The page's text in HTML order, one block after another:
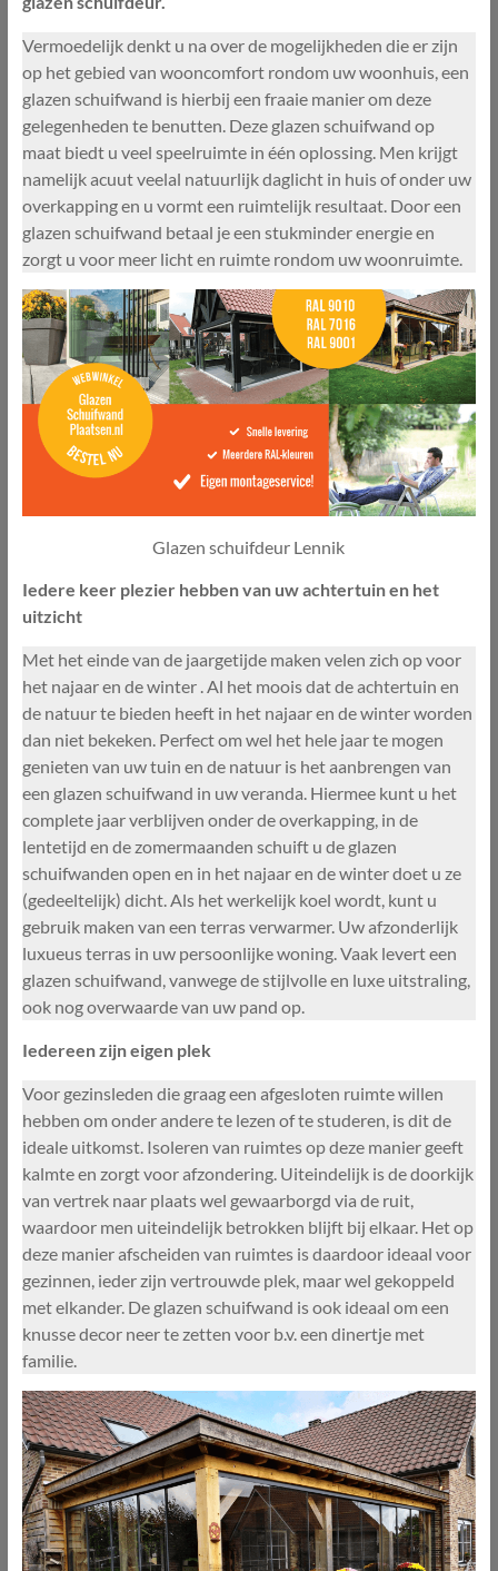
Vermoedelijk denkt u na over de mogelijkheden die er zijn
op het gebied van wooncomfort rondom uw woonhuis, een
glazen schuifwand is hierbij een fraaie manier om deze
gelegenheden te benutten. Deze glazen schuifwand op
maat biedt u veel speelruimte in één oplossing. Men krijgt
namelijk acuut veelal natuurlijk daglicht in huis of onder uw
overkapping en u vormt een ruimtelijk resultaat. Door een
glazen schuifwand betaal je een stukminder energie en
zorgt u voor meer licht en ruimte rondom uw woonruimte.
Glazen schuifdeur Lennik
Iedere keer plezier hebben van uw achtertuin en het
uitzicht
Met het einde van de jaargetijde maken velen zich op voor
het najaar en de winter . Al het moois dat de achtertuin en
de natuur te bieden heeft in het najaar en de winter worden
dan niet bekeken. Perfect om wel het hele jaar te mogen
genieten van uw tuin en de natuur is het aanbrengen van
een glazen schuifwand in uw veranda. Hiermee kunt u het
complete jaar verblijven onder de overkapping, in de
lentetijd en de zomermaanden schuift u de glazen
schuifwanden open en in het najaar en de winter doet u ze
(gedeeltelijk) dicht. Als het werkelijk koel wordt, kunt u
gebruik maken van een terras verwarmer. Uw afzonderlijk
luxueus terras in uw persoonlijke woning. Vaak levert een
glazen schuifwand, vanwege de stijlvolle en luxe uitstraling,
ook nog overwaarde van uw pand op.
Iedereen zijn eigen plek
Voor gezinsleden die graag een afgesloten ruimte willen
hebben om onder andere te lezen of te studeren, is dit de
ideale uitkomst. Isoleren van ruimtes op deze manier geeft
kalmte en zorgt voor afzondering. Uiteindelijk is de doorkijk
van vertrek naar plaats wel gewaarborgd via de ruit,
waardoor men uiteindelijk betrokken blijft bij elkaar. Het op
deze manier afscheiden van ruimtes is daardoor ideaal voor
gezinnen, ieder zijn vertrouwde plek, maar wel gekoppeld
met elkander. De glazen schuifwand is ook ideaal om een
knusse decor neer te zetten voor b.v. een dinertje met
familie.